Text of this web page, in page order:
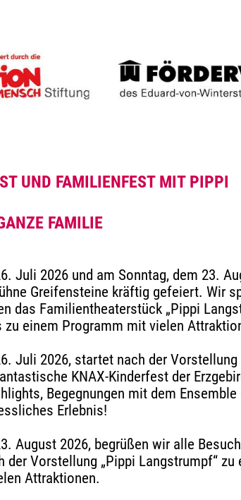
UND FAMILIENFEST MIT PIPPI
FAMILIE
Juli 2026 und am Sonntag, dem 23.
Greifensteine kräftig gefeiert. Wir
das Familientheaterstück „Pippi
zu einem Programm mit vielen
Juli 2026, startet nach der Vorstellung
KNAX-Kinderfest der
Begegnungen mit dem Ensemble
Erlebnis!
August 2026, begrüßen wir alle
der Vorstellung „Pippi Langstrumpf“ zu
Attraktionen.